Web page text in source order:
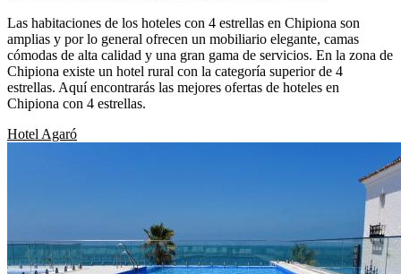
Las habitaciones de los hoteles con 4 estrellas en Chipiona son
amplias y por lo general ofrecen un mobiliario elegante, camas
cómodas de alta calidad y una gran gama de servicios. En la zona de
Chipiona existe un hotel rural con la categoría superior de 4
estrellas. Aquí encontrarás las mejores ofertas de hoteles en
Chipiona con 4 estrellas.
Hotel Agaró